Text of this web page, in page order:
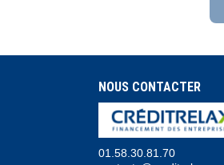
NOUS CONTACTER
01.58.30.81.70